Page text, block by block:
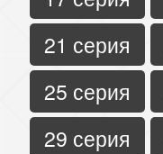
21 серия
25 серия
29 серия